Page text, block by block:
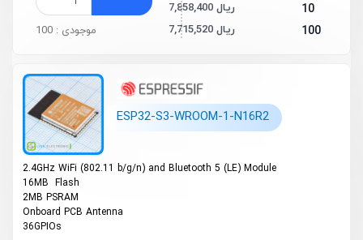
10 7,858,400 ریال
100 7,715,520 ریال موجودی : 100
ESP32-S3-WROOM-1-N16R2
2.4GHz Wi­Fi (802.11 b/g/n) and Bluetooth 5 (LE) Module
16MB Flash
2MB PSRAM
On­board PCB Antenna
36GPIOs